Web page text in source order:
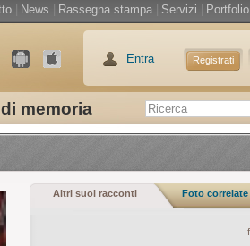
memoria
News Rassegna stampa Servizi Portfolio
Entra Registrati
Altri suoi racconti Foto correlate